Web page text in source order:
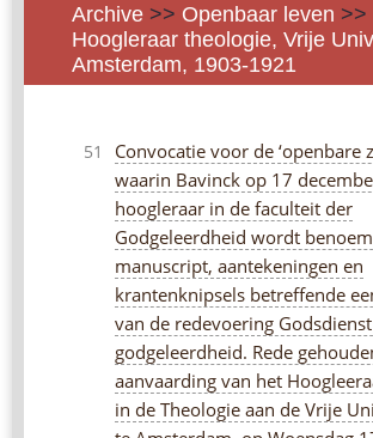
Archive >> Openbaar leven >>
Hoogleraar theologie, Vrije
Amsterdam, 1903-1921
51
Convocatie voor de ‘openbare
waarin Bavinck op 17
hoogleraar in de faculteit der
Godgeleerdheid wordt
manuscript, aantekeningen en
krantenknipsels betreffende
van de redevoering
godgeleerdheid. Rede
aanvaarding van het
in de Theologie aan de Vrije